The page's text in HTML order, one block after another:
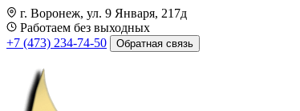
г. Воронеж, ул. 9 Января, 217д
Работаем без выходных
+7 (473) 234-74-50
Обратная связь